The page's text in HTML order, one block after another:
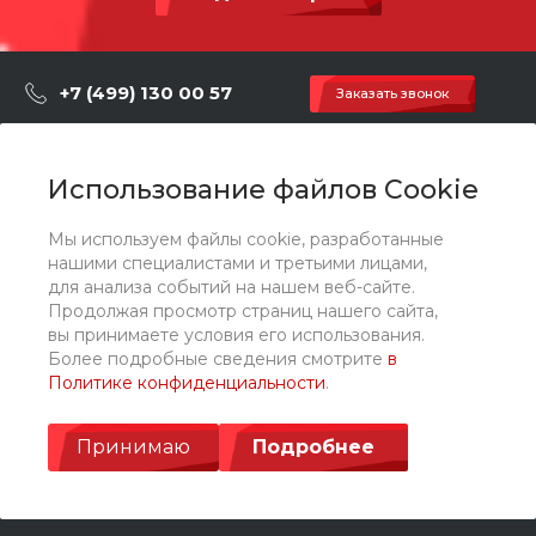
Использование файлов Cookie
Мы используем файлы cookie, разработанные
нашими специалистами и третьими лицами,
для анализа событий на нашем веб-сайте.
Продолжая просмотр страниц нашего сайта,
вы принимаете условия его использования.
Более подробные сведения смотрите в
Политике конфиденциальности.
Принимаю Подробнее
е крепление
+7 (499) 130 00 57 Заказать звонок
г. Москва, Марксистская 3 стр.2
О компании
Каталог
Услуги